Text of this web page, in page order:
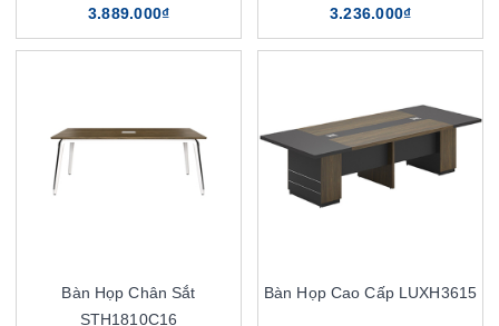
3.889.000₫
3.236.000₫
Bàn Họp Chân Sắt
STH1810C16
Bàn Họp Cao Cấp LUXH3615